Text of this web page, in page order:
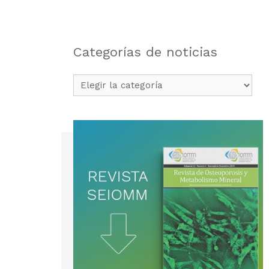
Categorías de noticias
Categorías
de